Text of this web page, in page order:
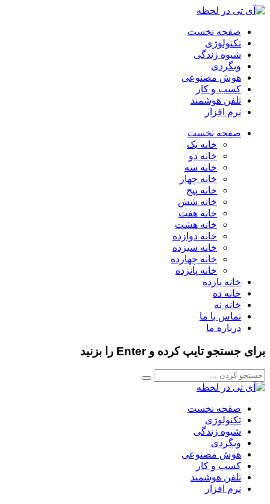
صفحه نخست
تکنولوژی
شیوه زندگی
وبگردی
هوش مصنوعی
کسب و کار
تلفن هوشمند
نرم افزار
صفحه نخست
خانه یک
خانه دو
خانه سه
خانه چهار
خانه پنج
خانه شش
خانه هفت
خانه هشت
خانه دوازده
خانه سیزده
خانه چهارده
خانه پانزده
خانه یازده
خانه ده
خانه نه
تماس با ما
درباره ما
برای جستجو تایپ کرده و Enter را بزنید
صفحه نخست
تکنولوژی
شیوه زندگی
وبگردی
هوش مصنوعی
کسب و کار
تلفن هوشمند
نرم افزار